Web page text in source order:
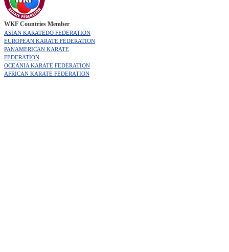
WKF Countries Member
ASIAN KARATEDO FEDERATION
EUROPEAN KARATE FEDERATION
PANAMERICAN KARATE
FEDERATION
OCEANIA KARATE FEDERATION
AFRICAN KARATE FEDERATION